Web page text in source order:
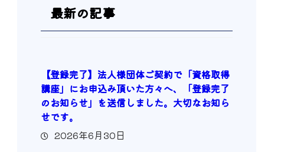
最新の記事
【登録完了】法人様団体ご契約で「資格取得
講座」にお申込み頂いた方々へ、「登録完了
のお知らせ」を送信しました。大切なお知ら
せです。
2026年6月30日